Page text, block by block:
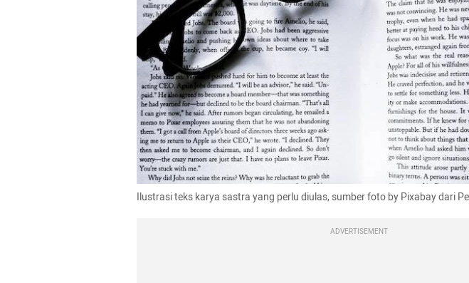
Ilustrasi teks karya sastra yang perlu diulas, sumber foto by Pixabay dari
ADVERTISEMENT